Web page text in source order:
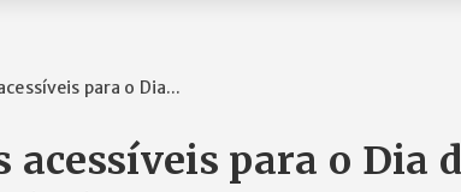
para o Dia...
para o Dia